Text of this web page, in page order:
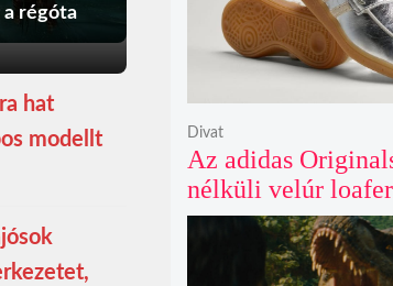
régóta
hat
modellt
Az adidas
nélküli velúr
alakította a
Handball Spezial
Divat